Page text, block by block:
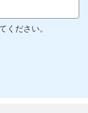
ください。